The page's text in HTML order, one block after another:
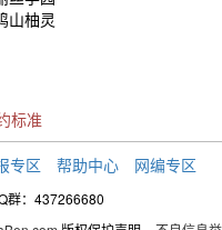
山柚灵
标准
专区 帮助中心 网编专区
群：437266680